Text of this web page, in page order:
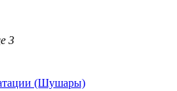
3
(Шушары)